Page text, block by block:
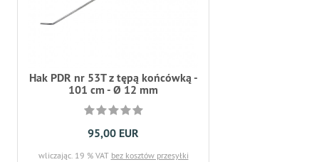
Hak PDR nr 53T z tępą końcówką -
101 cm - Ø 12 mm
95,00 EUR
wliczając. 19 % VAT bez kosztów przesyłki